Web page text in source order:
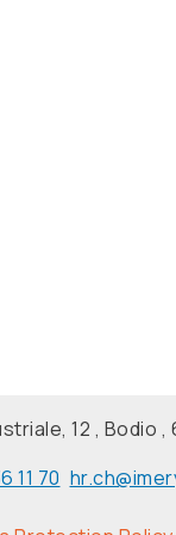
12 , Bodio ,
11 70